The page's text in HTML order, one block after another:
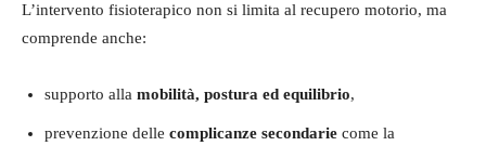
L’intervento fisioterapico non si limita al recupero motorio, ma
comprende anche:
supporto alla mobilità, postura ed equilibrio,
prevenzione delle complicanze secondarie come la